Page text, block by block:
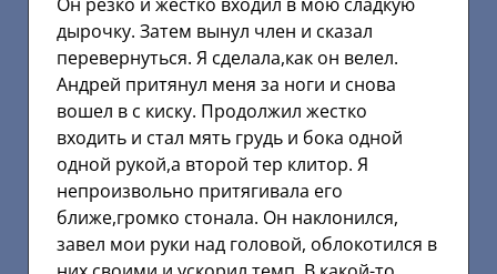
дырочку. Затем вынул член и сказал
перевернуться. Я сделала,как он велел.
Андрей притянул меня за ноги и снова
вошел в с киску. Продолжил жестко
входить и стал мять грудь и бока одной
одной рукой,а второй тер клитор. Я
непроизвольно притягивала его
ближе,громко стонала. Он наклонился,
завел мои руки над головой, облокотился в